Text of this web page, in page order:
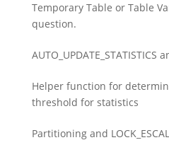
Temporary Table or Table
question.
AUTO_UPDATE_STATISTICS
Helper function for
threshold for statistics
Partitioning and